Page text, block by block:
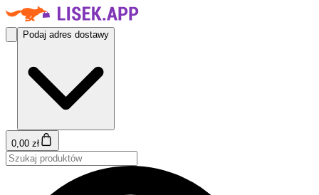
Podaj adres dostawy
0,00 zł